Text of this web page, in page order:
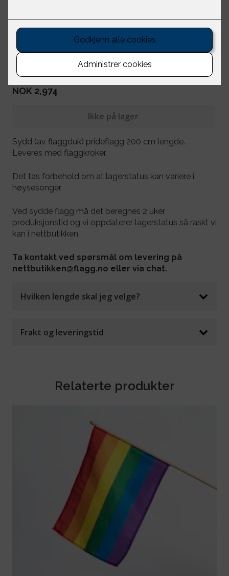
Prideflagg sydd 200
cm
Oslo Flaggfabrikk
NOK 2,974
Ikke på lager
Sydd (av flaggduk) prideflagg 200 cm lengde.
Leveres med flaggkroker.
Det tas forbehold om at lagerstatus kan variere i
høysesonger.
Ved sydde flagg må det beregnes 2 uker
produksjonstid og vi oppdaterer lagerstatus så raskt vi
kan i nettbutikken.
Ta kontakt ved spørsmål om levering på
nettbutikken@flagg.no eller via chat.
Hvilken lengde skal jeg velge?
Frakt og leveringstid
Relaterte produkter